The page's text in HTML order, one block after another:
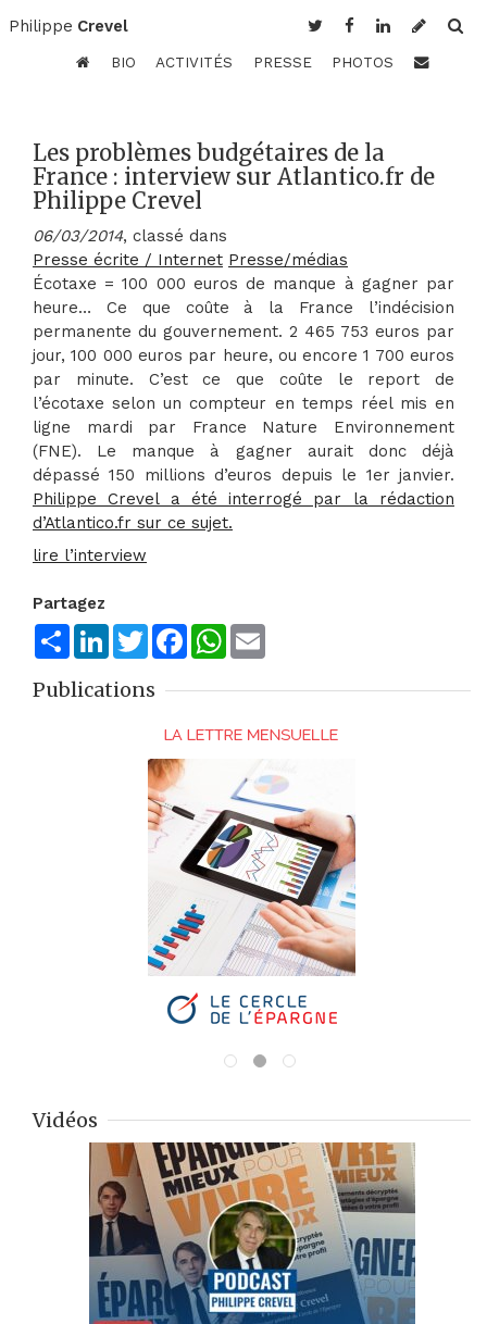
Philippe Crevel
BIO ACTIVITÉS PRESSE PHOTOS
Les problèmes budgétaires de la
France : interview sur Atlantico.fr de
Philippe Crevel
06/03/2014, classé dans
Presse écrite / Internet Presse/médias
Écotaxe = 100 000 euros de manque à gagner par
heure… Ce que coûte à la France l’indécision
permanente du gouvernement. 2 465 753 euros par
jour, 100 000 euros par heure, ou encore 1 700 euros
par minute. C’est ce que coûte le report de
l’écotaxe selon un compteur en temps réel mis en
ligne mardi par France Nature Environnement
(FNE). Le manque à gagner aurait donc déjà
dépassé 150 millions d’euros depuis le 1er janvier.
Philippe Crevel a été interrogé par la rédaction
d’Atlantico.fr sur ce sujet.
lire l’interview
Partagez
ShareLinkedInTwitterFacebookWhatsApp
Publications
Vidéos